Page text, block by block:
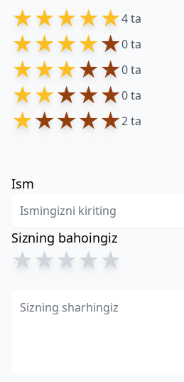
★★★★★4 ta
★★★★★0 ta
★★★★★0 ta
★★★★★0 ta
★★★★★2 ta
Ism
Sizning bahoingiz
★★★★★